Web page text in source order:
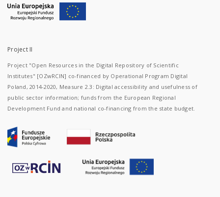
Project II
Project "Open Resources in the Digital Repository of Scientific
Institutes" [OZwRCIN] co-financed by Operational Program Digital
Poland, 2014-2020, Measure 2.3: Digital accessibility and usefulness of
public sector information; funds from the European Regional
Development Fund and national co-financing from the state budget.